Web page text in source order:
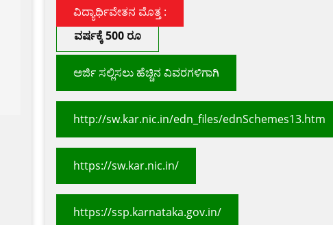
ವಿದ್ಯಾರ್ಥಿವೇತನ ಮೊತ್ತ :
ವರ್ಷಕ್ಕೆ 500 ರೂ
ಅರ್ಜಿ ಸಲ್ಲಿಸಲು ಹೆಚ್ಚಿನ ವಿವರಗಳಿಗಾಗಿ
http://sw.kar.nic.in/edn_files/ednSchemes13.htm
https://sw.kar.nic.in/
https://ssp.karnataka.gov.in/